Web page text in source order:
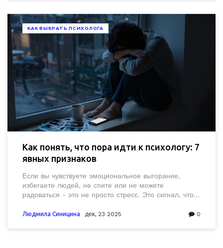
КАК ВЫБРАТЬ ПСИХОЛОГА
Как понять, что пора идти к психологу: 7
явных признаков
Если вы чувствуете эмоциональное выгорание,
избегаете людей, не спите или не можете
радоваться - это не просто стресс. Это сигнал, что
нельзя игнорировать.
Людмила Синицина дек, 23 2025 0